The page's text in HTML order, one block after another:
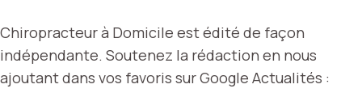
Chiropracteur à Domicile est édité de façon
indépendante. Soutenez la rédaction en nous
ajoutant dans vos favoris sur Google Actualités :